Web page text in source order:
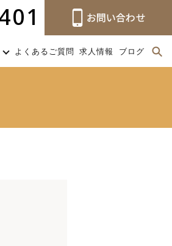
よくあるご質問 求人情報 ブログ